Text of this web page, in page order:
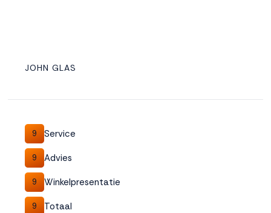
JOHN GLAS
9 Service
9 Advies
9 Winkelpresentatie
9 Totaal